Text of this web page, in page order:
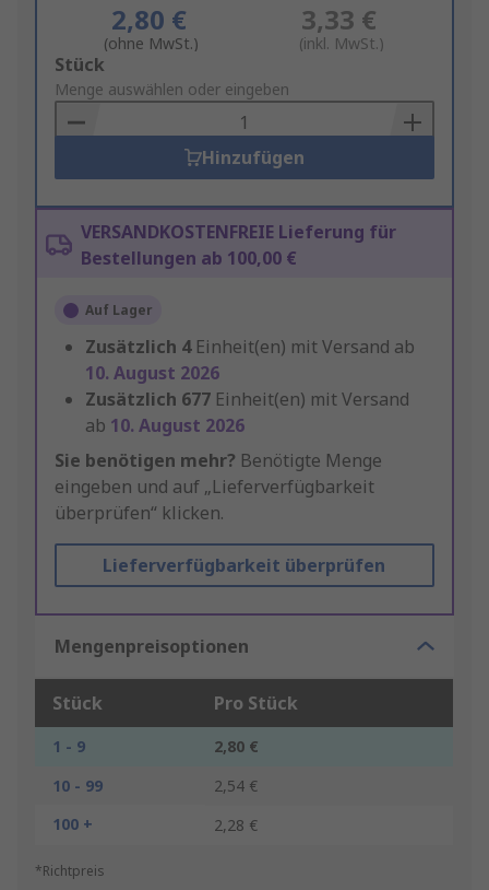
2,80 €
(ohne MwSt.)
3,33 €
(inkl. MwSt.)
Add
to
Basket
Stück
Menge auswählen oder eingeben
Hinzufügen
VERSANDKOSTENFREIE Lieferung für
Bestellungen ab 100,00 €
Auf Lager
Zusätzlich 4 Einheit(en) mit Versand ab
10. August 2026
Zusätzlich 677 Einheit(en) mit Versand
ab 10. August 2026
Sie benötigen mehr? Benötigte Menge
eingeben und auf „Lieferverfügbarkeit
überprüfen“ klicken.
Lieferverfügbarkeit überprüfen
Mengenpreisoptionen
Stück Pro Stück
1 - 9
2,80 €
10 - 99
2,54 €
100 +
2,28 €
*Richtpreis